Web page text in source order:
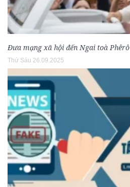
Đưa mạng xã hội đến Ngai toà Phêrô
Thứ Sáu 26.09.2025